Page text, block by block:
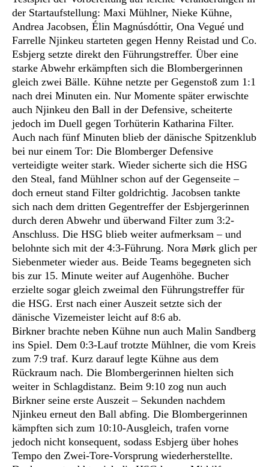
der Startaufstellung: Maxi Mühlner, Nieke Kühne,
Andrea Jacobsen, Élin Magnúsdóttir, Ona Vegué und
Farrelle Njinkeu starteten gegen Henny Reistad und Co.
Esbjerg setzte direkt den Führungstreffer. Über eine
starke Abwehr erkämpften sich die Blombergerinnen
gleich zwei Bälle. Kühne netzte per Gegenstoß zum 1:1
nach drei Minuten ein. Nur Momente später erwischte
auch Njinkeu den Ball in der Defensive, scheiterte
jedoch im Duell gegen Torhüterin Katharina Filter.
Auch nach fünf Minuten blieb der dänische Spitzenklub
bei nur einem Tor: Die Blomberger Defensive
verteidigte weiter stark. Wieder sicherte sich die HSG
den Steal, fand Mühlner schon auf der Gegenseite –
doch erneut stand Filter goldrichtig. Jacobsen tankte
sich nach dem dritten Gegentreffer der Esbjergerinnen
durch deren Abwehr und überwand Filter zum 3:2-
Anschluss. Die HSG blieb weiter aufmerksam – und
belohnte sich mit der 4:3-Führung. Nora Mørk glich per
Siebenmeter wieder aus. Beide Teams begegneten sich
bis zur 15. Minute weiter auf Augenhöhe. Bucher
erzielte sogar gleich zweimal den Führungstreffer für
die HSG. Erst nach einer Auszeit setzte sich der
dänische Vizemeister leicht auf 8:6 ab.
Birkner brachte neben Kühne nun auch Malin Sandberg
ins Spiel. Dem 0:3-Lauf trotzte Mühlner, die vom Kreis
zum 7:9 traf. Kurz darauf legte Kühne aus dem
Rückraum nach. Die Blombergerinnen hielten sich
weiter in Schlagdistanz. Beim 9:10 zog nun auch
Birkner seine erste Auszeit – Sekunden nachdem
Njinkeu erneut den Ball abfing. Die Blombergerinnen
kämpften sich zum 10:10-Ausgleich, trafen vorne
jedoch nicht konsequent, sodass Esbjerg über hohes
Tempo den Zwei-Tore-Vorsprung wiederherstellte.